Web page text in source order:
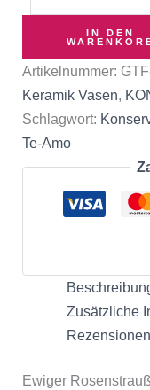
IN DEN
Artikelnummer:
Keramik Vasen,
Schlagwort:
Te-Amo
Zusätzliche
Ewiger